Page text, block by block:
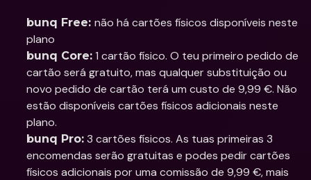
bunq Free: não há cartões físicos disponíveis neste
plano
bunq Core: 1 cartão físico. O teu primeiro pedido de
cartão será gratuito, mas qualquer substituição ou
novo pedido de cartão terá um custo de 9,99 €. Não
estão disponíveis cartões físicos adicionais neste
plano.
bunq Pro: 3 cartões físicos. As tuas primeiras 3
encomendas serão gratuitas e podes pedir cartões
físicos adicionais por uma comissão de 9,99 €, mais